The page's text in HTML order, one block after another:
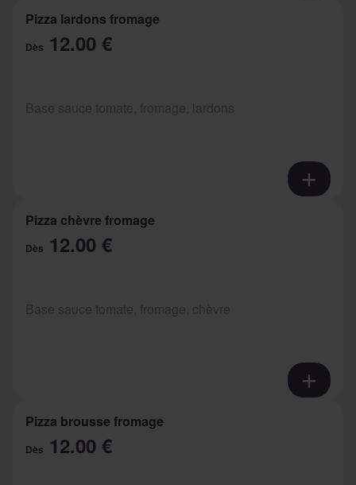
Pizza lardons fromage
Dès 12.00 €
Pizza chèvre fromage
Dès 12.00 €
Pizza brousse fromage
Dès 12.00 €